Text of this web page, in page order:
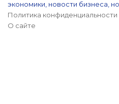
экономики, новости бизнеса,
Политика конфиденциальности
О сайте